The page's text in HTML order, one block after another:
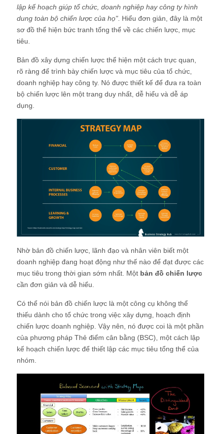
lập kế hoạch giúp tổ chức, doanh nghiệp hay công ty hình
dung toàn bộ chiến lược của họ". Hiểu đơn giản, đây là một
sơ đồ thể hiện bức tranh tổng thể về các chiến lược, mục
tiêu.
Bản đồ xây dựng chiến lược thể hiện một cách trực quan,
rõ ràng để trình bày chiến lược và mục tiêu của tổ chức,
doanh nghiệp hay công ty. Nó được thiết kế để đưa ra toàn
bộ chiến lược lên một trang duy nhất, dễ hiểu và dễ áp
dụng.
Nhờ bản đồ chiến lược, lãnh đạo và nhân viên biết một
doanh nghiệp đang hoạt động như thế nào để đạt được các
mục tiêu trong thời gian sớm nhất. Một bản đồ chiến lược
cần đơn giản và dễ hiểu.
Có thể nói bản đồ chiến lược là một công cụ không thể
thiếu dành cho tổ chức trong việc xây dựng, hoạch định
chiến lược doanh nghiệp. Vậy nên, nó được coi là một phần
của phương pháp Thẻ điểm cân bằng (BSC), một cách lập
kế hoạch chiến lược để thiết lập các mục tiêu tổng thể của
nhóm.